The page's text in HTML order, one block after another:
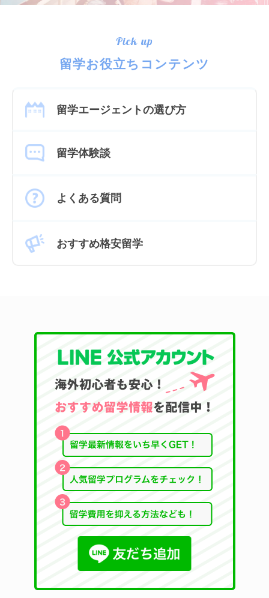
Pick up
留学お役立ちコンテンツ
留学エージェントの選び方
留学体験談
よくある質問
おすすめ格安留学